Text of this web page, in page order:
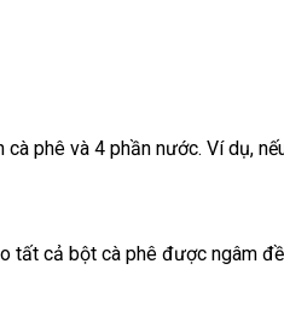
phê và 4 phần nước. Ví dụ,
tất cả bột cà phê được ngâm